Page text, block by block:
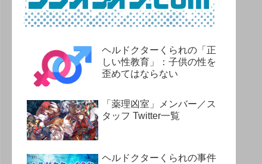
ヘルドクターくられの「正
しい性教育」：子供の性を
歪めてはならない
「薬理凶室」メンバー／ス
タッフ Twitter一覧
ヘルドクターくられの事件